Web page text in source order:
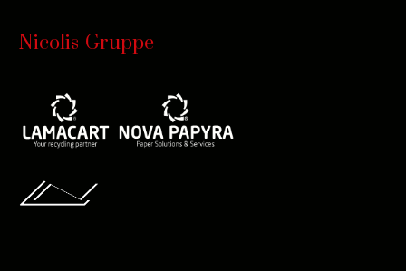
Nicolis-Gruppe